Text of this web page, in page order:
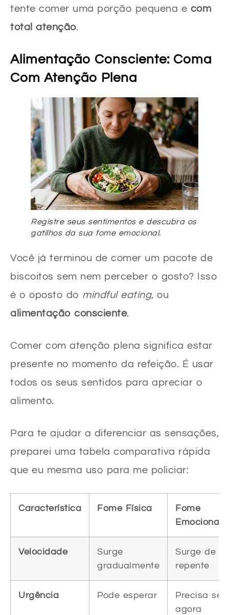
tente comer uma porção pequena e com
total atenção.
Alimentação Consciente: Coma
Com Atenção Plena
Registre seus sentimentos e descubra os
gatilhos da sua fome emocional.
Você já terminou de comer um pacote de
biscoitos sem nem perceber o gosto? Isso
é o oposto do mindful eating, ou
alimentação consciente.
Comer com atenção plena significa estar
presente no momento da refeição. É usar
todos os seus sentidos para apreciar o
alimento.
Para te ajudar a diferenciar as sensações,
preparei uma tabela comparativa rápida
que eu mesma uso para me policiar:
Característica Fome Física
Fome
Emocional
Velocidade
Surge
gradualmente
Surge de
repente
Urgência Pode esperar
Precisa ser
agora